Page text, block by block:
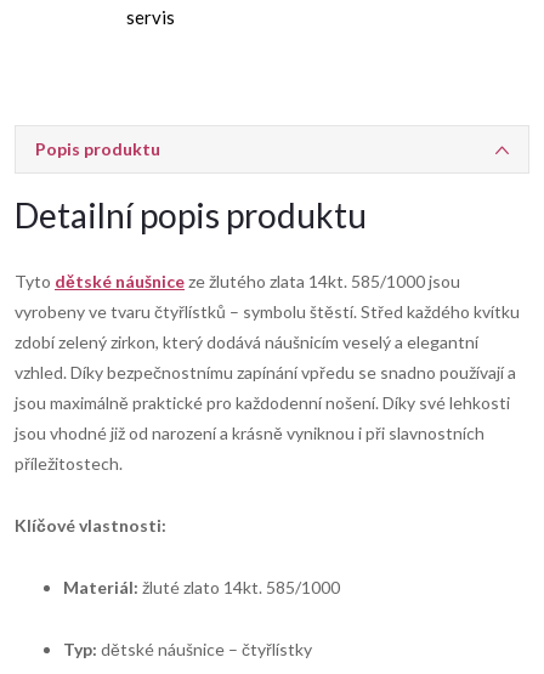
servis
Popis produktu
Detailní popis produktu
Tyto dětské náušniceze žlutého zlata 14kt. 585/1000 jsou
vyrobeny ve tvaru čtyřlístků – symbolu štěstí. Střed každého kvítku
zdobí zelený zirkon, který dodává náušnicím veselý a elegantní
vzhled. Díky bezpečnostnímu zapínání vpředu se snadno používají a
jsou maximálně praktické pro každodenní nošení. Díky své lehkosti
jsou vhodné již od narození a krásně vyniknou i při slavnostních
příležitostech.
Klíčové vlastnosti:
Materiál: žluté zlato 14kt. 585/1000
Typ: dětské náušnice – čtyřlístky